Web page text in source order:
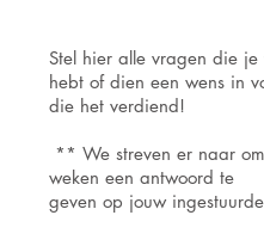
Stel hier alle vragen die je
hebt of dien een wens in
die het verdiend!
** We streven er naar
weken een
geven op jouw